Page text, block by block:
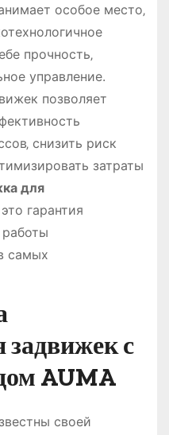
особое место‚
прочность‚
управление.
позволяет
снизить риск
затраты
для
гарантия
самых
задвижек с
AUMA
своей